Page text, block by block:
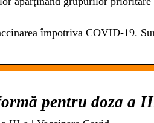
împotriva COVID-19.
pentru doza a